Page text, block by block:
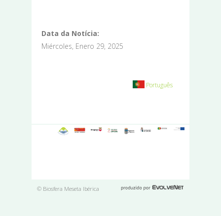
Data da Notícia:
Miércoles, Enero 29, 2025
Português
© Biosfera Meseta Ibérica